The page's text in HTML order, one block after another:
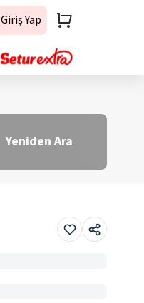
Giriş Yap
Yeniden Ara